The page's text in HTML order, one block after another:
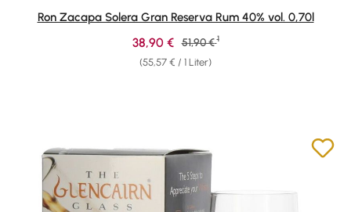
Durchschnittliche Bewertung von 4.88 von 5 Sternen
Ron Zacapa Solera Gran Reserva Rum 40% vol. 0,70l
(55,57 € / 1 Liter)
Verkaufspreis:
38,90 € Regulärer Preis:
51,90 € 1